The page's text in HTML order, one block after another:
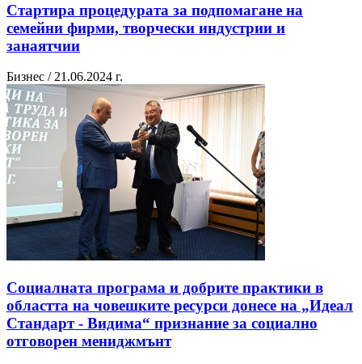
Стартира процедурата за подпомагане на
семейни фирми, творчески индустрии и
занаятчии
Бизнес / 21.06.2024 г.
Социалната програма и добрите практики в
областта на човешките ресурси донесе на „Идеал
Стандарт - Видима“ признание за социално
отговорен мениджмънт